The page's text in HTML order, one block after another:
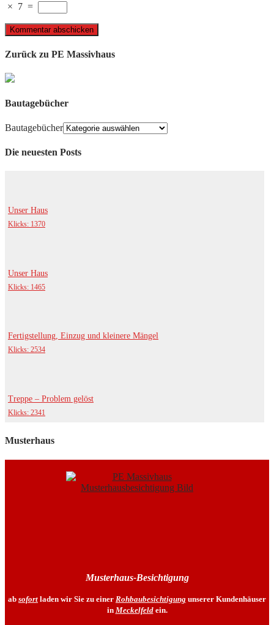
× 7 =
Zurück zu PE Massivhaus
Bautagebücher
Bautagebücher
Die neuesten Posts
Unser Haus
Klicks: 1370
Unser Haus
Klicks: 1465
Fertigstellung, Einzug und kleinere Mängel
Klicks: 2534
Treppe – Problem gelöst
Klicks: 2341
Musterhaus
Musterhaus-Besichtigung
ab sofort laden wir Sie zu einer Rohbaubesichtigung unserer Kundenhäuser
in Meckelfeldein.